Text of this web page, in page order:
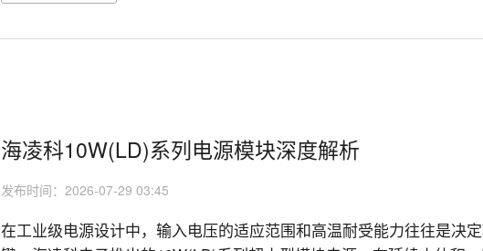
海凌科10W(LD)系列电源模块深度解析
发布时间：2026-07-29 03:45
在工业级电源设计中，输入电压的适应范围和高温耐受能力往往是决